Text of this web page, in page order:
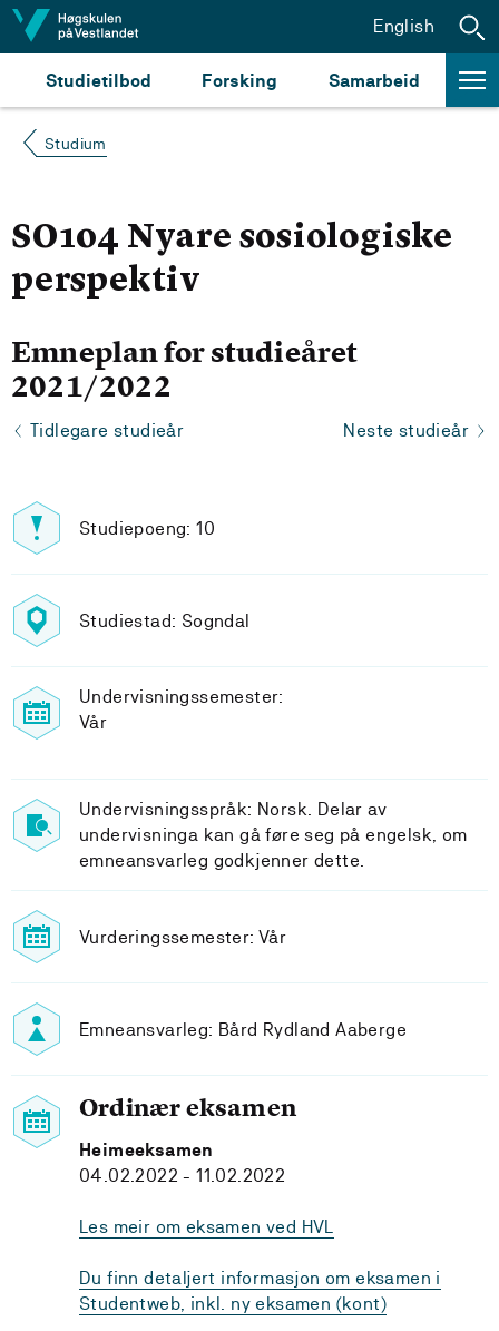
Hopp til innhald
Studietilbod Forsking Samarbeid
English
Studium
SO104 Nyare sosiologiske
perspektiv
Emneplan for studieåret
2021/2022
Tidlegare studieår Neste studieår
Studiepoeng: 10
Studiestad: Sogndal
Undervisningssemester:
Vår
Undervisningsspråk: Norsk. Delar av
undervisninga kan gå føre seg på engelsk, om
emneansvarleg godkjenner dette.
Vurderingssemester: Vår
Emneansvarleg: Bård Rydland Aaberge
Ordinær eksamen
Heimeeksamen
04.02.2022 - 11.02.2022
Les meir om eksamen ved HVL
Du finn detaljert informasjon om eksamen i
Studentweb, inkl. ny eksamen (kont)